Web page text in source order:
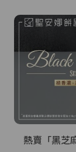
熱賣「黑芝